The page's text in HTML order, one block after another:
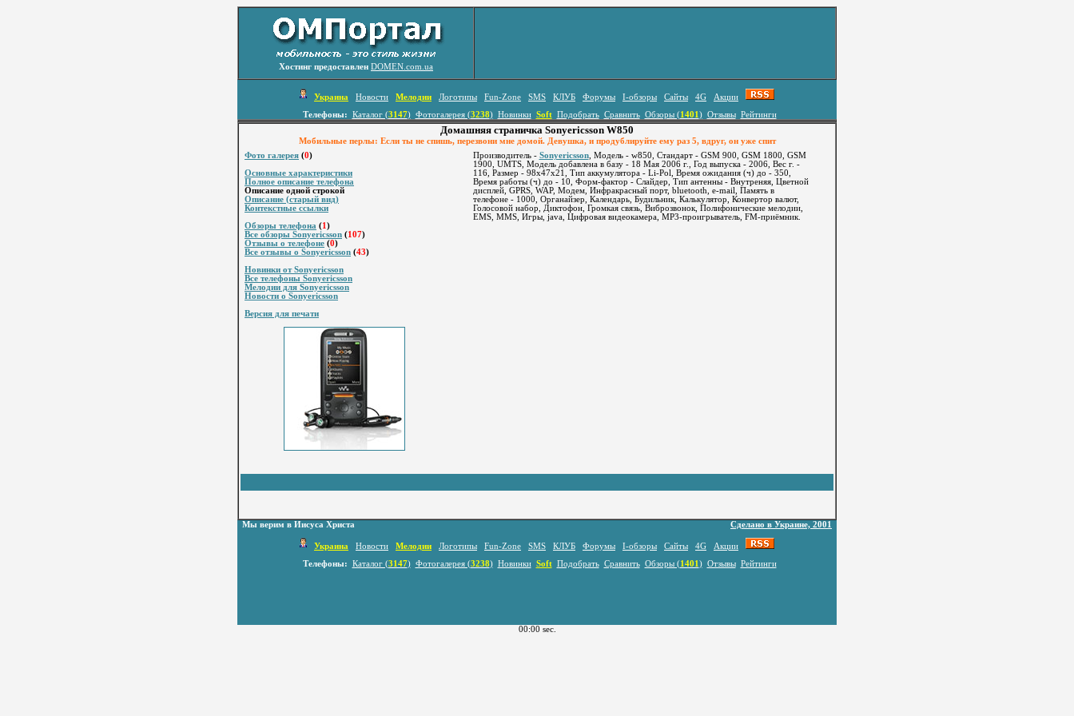
Хостинг предоставлен DOMEN.com.ua
Украина Новости Мелодии Логотипы Fun-Zone SMS КЛУБ Форумы I-обзоры Сайты 4G
Акции
Телефоны:
Каталог (3147) Фотогалерея (3238) Новинки Soft Подобрать Сравнить Обзоры (1401 ) Отзывы Рейтинги
Домашняя страничка Sonyericsson W850
Мобильные перлы: Если ты не спишь, перезвони мне домой. Девушка, и продублируйте ему раз 5, вдруг, он уже спит
Фото галерея (0)
Основные характеристики
Полное описание телефона
Описание одной строкой
Описание (старый вид)
Контекстные ссылки
Обзоры телефона (1 )
Все обзоры Sonyericsson (107)
Отзывы о телефоне (0)
Все отзывы о Sonyericsson (43)
Новинки от Sonyericsson
Все телефоны Sonyericsson
Мелодии для Sonyericsson
Новости о Sonyericsson
Версия для печати
Производитель - Sonyericsson, Модель - w850, Стандарт - GSM 900, GSM 1800, GSM
1900, UMTS, Модель добавлена в базу - 18 Мая 2006 г., Год выпуска - 2006, Вес г. -
116, Размер - 98x47x21, Тип аккумулятора - Li-Pol, Время ожидания (ч) до - 350,
Время работы (ч) до - 10, Форм-фактор - Слайдер, Тип антенны - Внутреняя, Цветной
дисплей, GPRS, WAP, Модем, Инфракрасный порт, bluetooth, e-mail, Память в
телефоне - 1000, Органайзер, Календарь, Будильник, Калькулятор, Конвертор валют,
Голосовой набор, Диктофон, Громкая связь, Виброзвонок, Полифонические мелодии,
EMS, MMS, Игры, java, Цифровая видеокамера, MP3-проигрыватель, FM-приёмник.
Мы верим в Иисуса Христа Сделано в Украине, 2001
Украина Новости Мелодии Логотипы Fun-Zone SMS КЛУБ Форумы I-обзоры Сайты 4G
Акции
Телефоны:
Каталог (3147) Фотогалерея (3238) Новинки Soft Подобрать Сравнить Обзоры (1401 ) Отзывы Рейтинги
00:00 sec.